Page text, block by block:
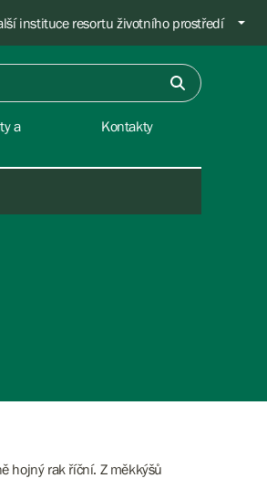
instituce resortu životního prostředí
a
Kontakty
hojný rak říční. Z měkkýšů